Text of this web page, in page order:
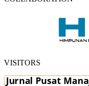
VISITORS